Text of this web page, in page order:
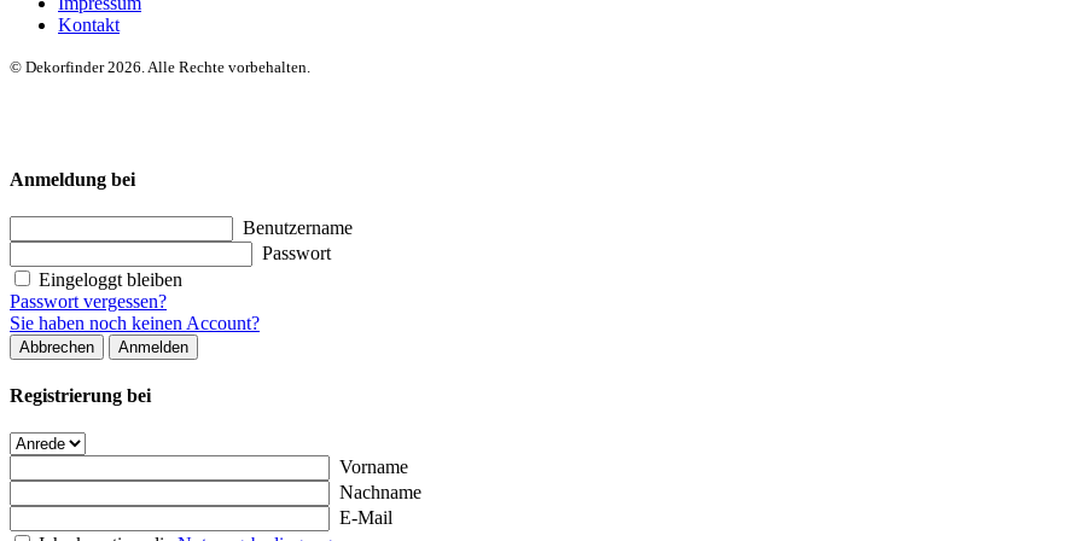
Kontakt
© Dekorfinder 2026. Alle Rechte vorbehalten.
Anmeldung bei
Benutzername
Passwort
Eingeloggt bleiben
Passwort vergessen?
Sie haben noch keinen Account?
Abbrechen Anmelden
Registrierung bei
Vorname
Nachname
E-Mail